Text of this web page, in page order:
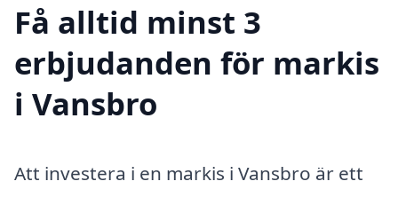
Få alltid minst 3
erbjudanden för markis
i Vansbro
Att investera i en markis i Vansbro är ett